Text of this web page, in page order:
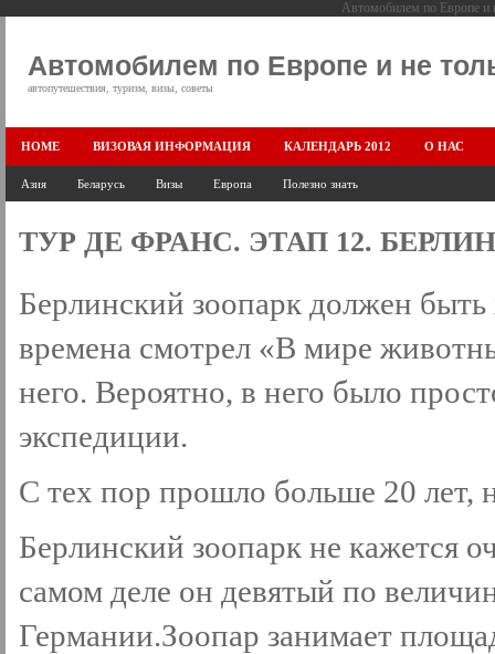
Автомобилем по Европе и
Автомобилем по Европе и не
автопутешествия, туризм, визы, советы
HOME ВИЗОВАЯ ИНФОРМАЦИЯ КАЛЕНДАРЬ 2012 О НАС
Азия Беларусь Визы Европа Полезно знать
ТУР ДЕ ФРАНС. ЭТАП 12.
Берлинский зоопарк должен
времена смотрел «В мире
него. Вероятно, в него было
экспедиции.
С тех пор прошло больше 20 лет,
Берлинский зоопарк не кажется
самом деле он девятый по
Германии.Зоопар занимает